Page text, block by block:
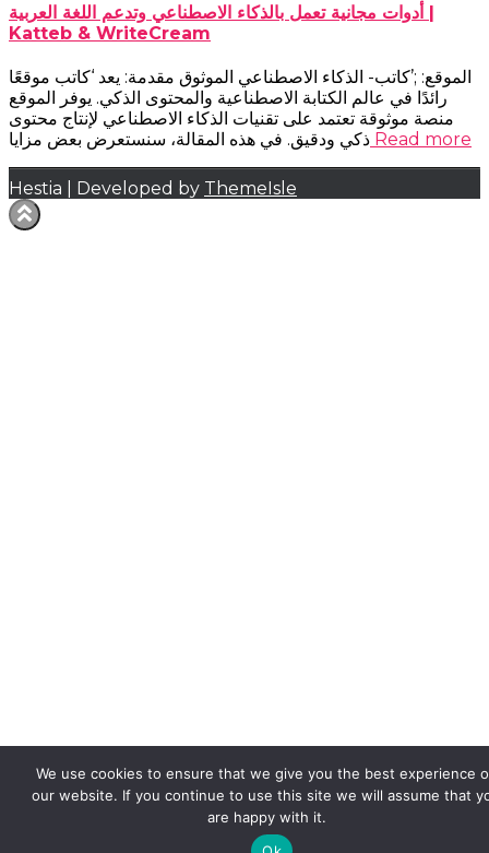
أدوات مجانية تعمل بالذكاء الاصطناعي وتدعم اللغة العربية |
Katteb & WriteCream
الموقع: ;’كاتب- الذكاء الاصطناعي الموثوق مقدمة: يعد ‘كاتب موقعًا
رائدًا في عالم الكتابة الاصطناعية والمحتوى الذكي. يوفر الموقع
منصة موثوقة تعتمد على تقنيات الذكاء الاصطناعي لإنتاج محتوى
ذكي ودقيق. في هذه المقالة، سنستعرض بعض مزايا Read more
Hestia | Developed by ThemeIsle
We use cookies to ensure that we give you the best experience
our website. If you continue to use this site we will assume that
are happy with it.